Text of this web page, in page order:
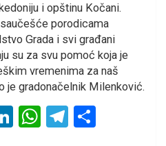
i opštinu Kočani.
porodicama
Grada i svi građani
su za svu pomoć koja je
vremenima za naš
je gradonačelnik Milenković.
Li
W T